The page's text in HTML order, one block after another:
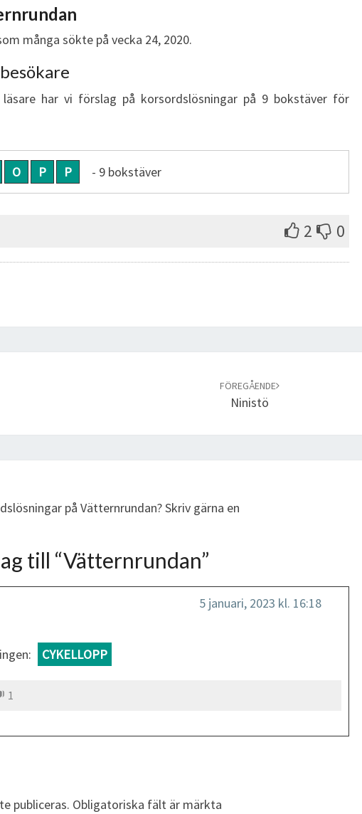
många sökte på vecka 24, 2020.
har vi förslag på korsordslösningar på 9 bokstäver för
O P P - 9 bokstäver
2 0
FÖREGÅENDE
Ninistö
på Vätternrundan? Skriv gärna en
till “Vätternrundan”
5 januari, 2023 kl. 16:18
CYKELLOPP
1
publiceras. Obligatoriska fält är märkta